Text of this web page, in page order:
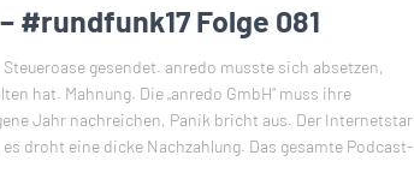
#rundfunk17 Folge 081
gesendet. anredo musste sich absetzen,
hat. Mahnung. Die „anredo GmbH“ muss ihre
Jahr nachreichen, Panik bricht aus. Der Internetstar
droht eine dicke Nachzahlung. Das gesamte Podcast-